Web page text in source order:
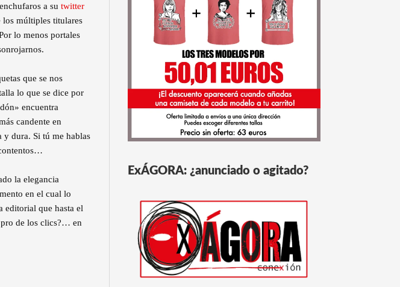
a su twitter
los múltiples titulares
lo menos portales
que se nos
lo que se dice por
encuentra
candente en
y dura. Si tú me hablas
la elegancia
en el cual lo
editorial que hasta el
pro de los clics?… en
ExÁGORA: ¿anunciado o agitado?